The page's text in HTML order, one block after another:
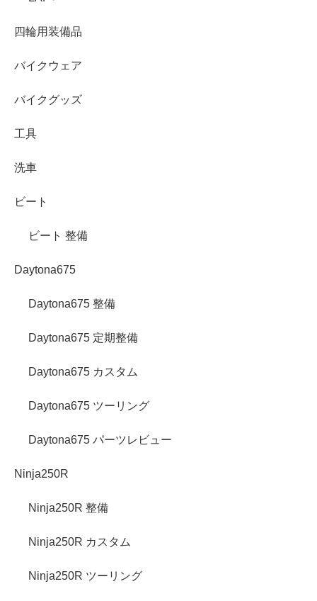
四輪用装備品
バイクウェア
バイクグッズ
工具
洗車
ビート
ビート 整備
Daytona675
Daytona675 整備
Daytona675 定期整備
Daytona675 カスタム
Daytona675 ツーリング
Daytona675 パーツレビュー
Ninja250R
Ninja250R 整備
Ninja250R カスタム
Ninja250R ツーリング